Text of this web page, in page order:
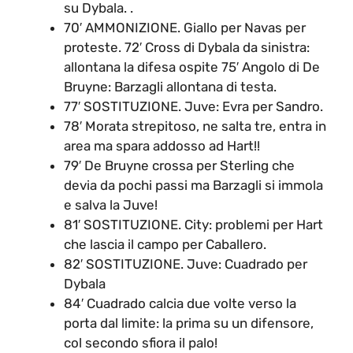
su Dybala. .
70′ AMMONIZIONE. Giallo per Navas per
proteste. 72′ Cross di Dybala da sinistra:
allontana la difesa ospite 75′ Angolo di De
Bruyne: Barzagli allontana di testa.
77′ SOSTITUZIONE. Juve: Evra per Sandro.
78′ Morata strepitoso, ne salta tre, entra in
area ma spara addosso ad Hart!!
79′ De Bruyne crossa per Sterling che
devia da pochi passi ma Barzagli si immola
e salva la Juve!
81′ SOSTITUZIONE. City: problemi per Hart
che lascia il campo per Caballero.
82′ SOSTITUZIONE. Juve: Cuadrado per
Dybala
84′ Cuadrado calcia due volte verso la
porta dal limite: la prima su un difensore,
col secondo sfiora il palo!